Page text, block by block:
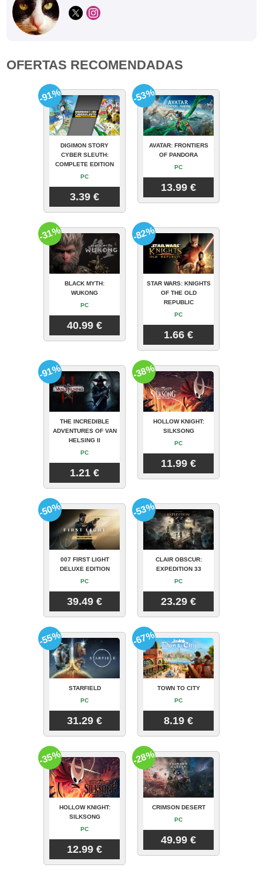
OFERTAS RECOMENDADAS
DIGIMON STORY
CYBER SLEUTH:
COMPLETE EDITION
PC
3.39 €
-91%
AVATAR: FRONTIERS
OF PANDORA
PC
13.99 €
-53%
BLACK MYTH:
WUKONG
PC
40.99 €
-31%
STAR WARS: KNIGHTS
OF THE OLD
REPUBLIC
PC
1.66 €
-82%
THE INCREDIBLE
ADVENTURES OF VAN
HELSING II
PC
1.21 €
-91%
HOLLOW KNIGHT:
SILKSONG
PC
11.99 €
-38%
007 FIRST LIGHT
DELUXE EDITION
PC
39.49 €
-50%
CLAIR OBSCUR:
EXPEDITION 33
PC
23.29 €
-53%
STARFIELD
PC
31.29 €
-55%
TOWN TO CITY
PC
8.19 €
-67%
HOLLOW KNIGHT:
SILKSONG
PC
12.99 €
-35%
CRIMSON DESERT
PC
49.99 €
-28%